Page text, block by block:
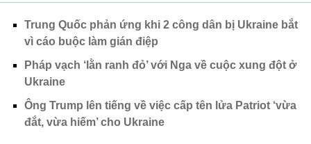
Trung Quốc phản ứng khi 2 công dân bị Ukraine bắt
vì cáo buộc làm gián điệp
Pháp vạch ‘lằn ranh đỏ’ với Nga về cuộc xung đột ở
Ukraine
Ông Trump lên tiếng về việc cấp tên lửa Patriot ‘vừa
đắt, vừa hiếm’ cho Ukraine